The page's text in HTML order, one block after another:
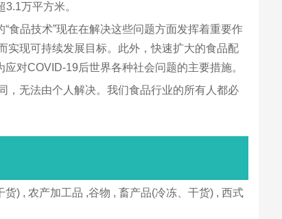
万平方米。
食品技术”现在在解决这些问题方面发挥着重要作
实现可持续发展目标。此外，快速扩大的食品配
对COVID-19后世界各种社会问题的主要措施。
，无法由个人解决。我们食品行业的所有人都必
) , 农产加工品 ,谷物 , 畜产品(冷冻、干货) , 西式